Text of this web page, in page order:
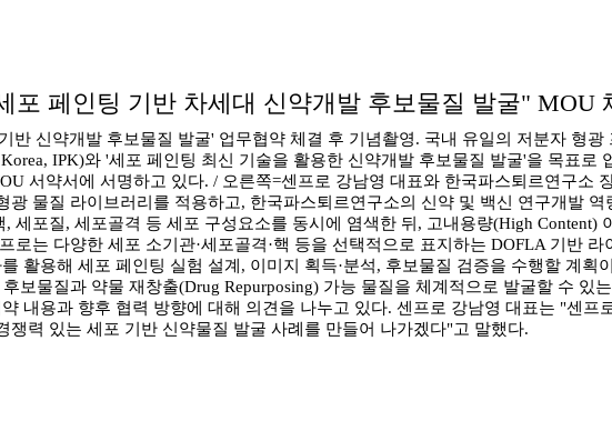
포 페인팅 기반 차세대 신약개발 후보물질 발굴" MOU
신약개발 후보물질 발굴' 업무협약 체결 후 기념촬영. 국내 유일의 저분자 형
IPK)와 '세포 페인팅 최신 기술을 활용한 신약개발 후보물질 발굴'을 목표
서약서에 서명하고 있다. / 오른쪽=센프로 강남영 대표와 한국파스퇴르연구소
물질 라이브러리를 적용하고, 한국파스퇴르연구소의 신약 및 백신 연구개발
세포질, 세포골격 등 세포 구성요소를 동시에 염색한 뒤, 고내용량(High Content)
로는 다양한 세포 소기관·세포골격·핵 등을 선택적으로 표지하는 DOFLA 기반
활용해 세포 페인팅 실험 설계, 이미지 획득·분석, 후보물질 검증을 수행할 계
보물질과 약물 재창출(Drug Repurposing) 가능 물질을 체계적으로 발굴할 수 있
내용과 향후 협력 방향에 대해 의견을 나누고 있다. 센프로 강남영 대표는 "센
력 있는 세포 기반 신약물질 발굴 사례를 만들어 나가겠다"고 말했다.